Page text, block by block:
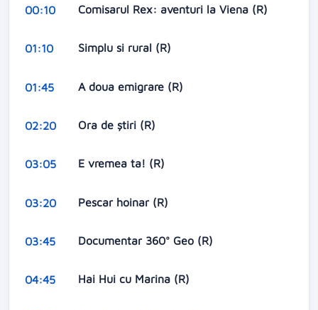
00:10 Comisarul Rex: aventuri la Viena (R)
01:10 Simplu si rural (R)
01:45 A doua emigrare (R)
02:20 Ora de ştiri (R)
03:05 E vremea ta! (R)
03:20 Pescar hoinar (R)
03:45 Documentar 360° Geo (R)
04:45 Hai Hui cu Marina (R)